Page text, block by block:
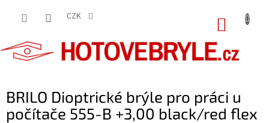
CZK
BRILO Dioptrické brýle pro práci u
počítače 555-B +3,00 black/red flex